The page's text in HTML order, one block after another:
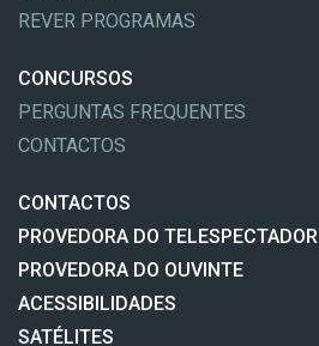
REVER PROGRAMAS
CONCURSOS
PERGUNTAS FREQUENTES
CONTACTOS
CONTACTOS
PROVEDORA DO TELESPECTADOR
PROVEDORA DO OUVINTE
ACESSIBILIDADES
SATÉLITES